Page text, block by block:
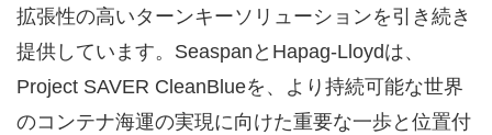
拡張性の高いターンキーソリューションを引き続き
提供しています。SeaspanとHapag-Lloydは、
Project SAVER CleanBlueを、より持続可能な世界
のコンテナ海運の実現に向けた重要な一歩と位置付